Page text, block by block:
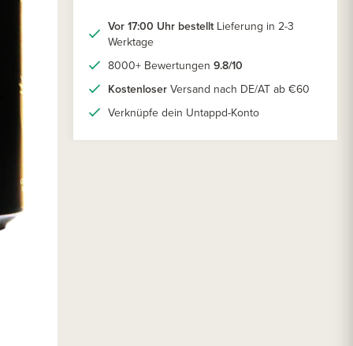
Vor 17:00 Uhr bestelltLieferung in 2-3
Werktage
8000+ Bewertungen 9.8/10
Kostenloser Versand nach DE/AT ab €60
Verknüpfe dein Untappd-Konto